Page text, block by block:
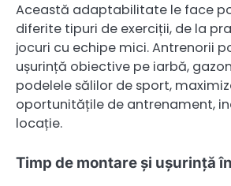
Această adaptabilitate le face
diferite tipuri de exerciții, de la
jocuri cu echipe mici. Antrenorii
ușurință obiective pe iarbă,
podelele sălilor de sport,
oportunitățile de antrenament,
locație.
Timp de montare și ușurință